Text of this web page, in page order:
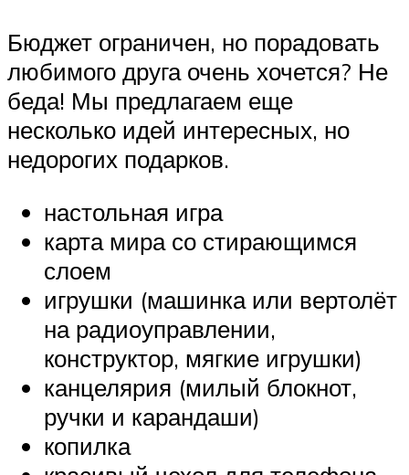
Бюджет ограничен, но порадовать
любимого друга очень хочется? Не
беда! Мы предлагаем еще
несколько идей интересных, но
недорогих подарков.
настольная игра
карта мира со стирающимся
слоем
игрушки (машинка или вертолёт
на радиоуправлении,
конструктор, мягкие игрушки)
канцелярия (милый блокнот,
ручки и карандаши)
копилка